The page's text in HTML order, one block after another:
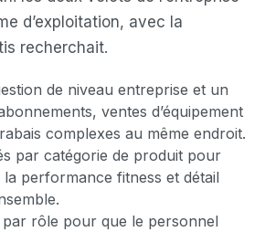
d’exploitation, avec la
recherchait.
de niveau entreprise et un
ventes d’équipement
complexes au même endroit.
par catégorie de produit pour
la performance fitness et détail
par rôle pour que le personnel